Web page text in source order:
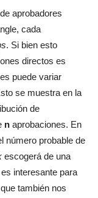
aprobadores
cada
. Si bien esto
directos es
puede variar
se muestra en la
de
n aprobaciones. En
número probable de
escogerá de una
interesante para
también nos